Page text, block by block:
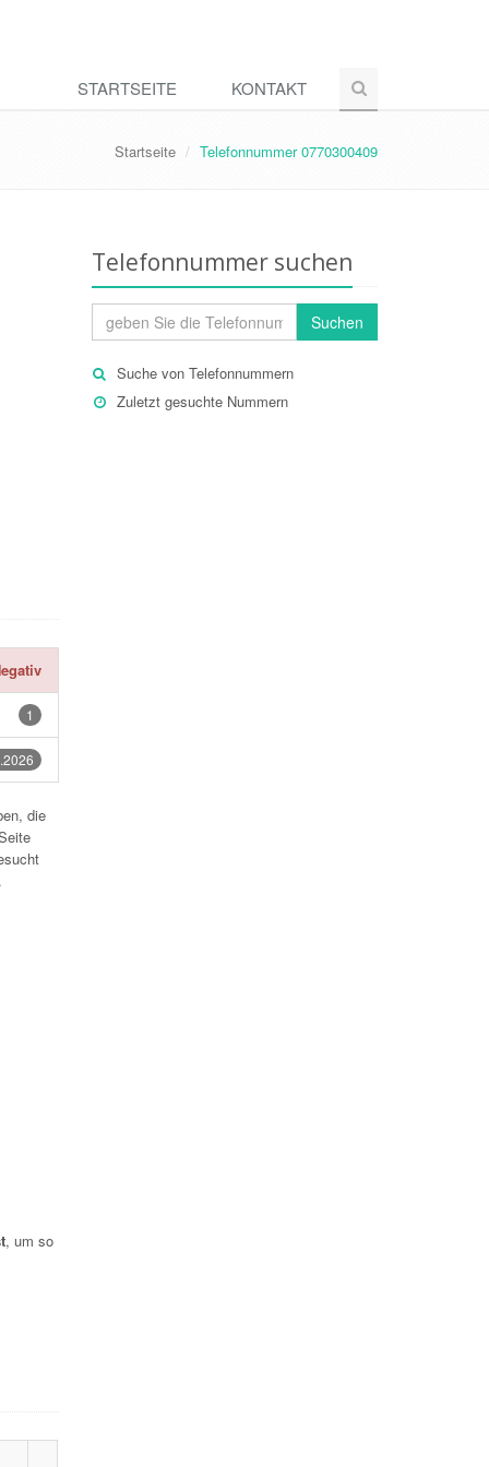
STARTSEITE KONTAKT
Startseite Telefonnummer 0770300409
1
die
, um so
Telefonnummer suchen
Suchen
Suche von Telefonnummern
Zuletzt gesuchte Nummern